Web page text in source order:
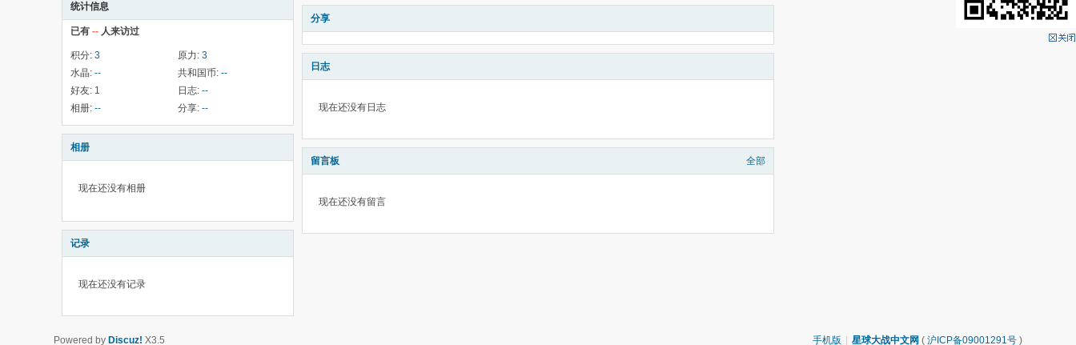
统计信息
已有 -- 人来访过
积分: 3 原力: 3
水晶: -- 共和国币: --
好友: 1 日志: --
相册: -- 分享: --
相册
现在还没有相册
记录
现在还没有记录
分享
日志
现在还没有日志
留言板 全部
现在还没有留言
手机版 星球大战中文网 ( 沪ICP备09001291号 )
Powered by Discuz! X3.5